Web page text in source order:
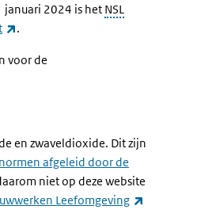
januari 2024 is het NSL
(externe link)
.
voor de
en zwaveldioxide. Dit zijn
afgeleid door de
niet op deze website
Leefomgeving